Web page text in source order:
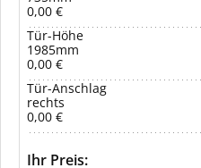
0,00 €
Tür-Höhe
1985mm
0,00 €
Tür-Anschlag
rechts
0,00 €
Ihr Preis: